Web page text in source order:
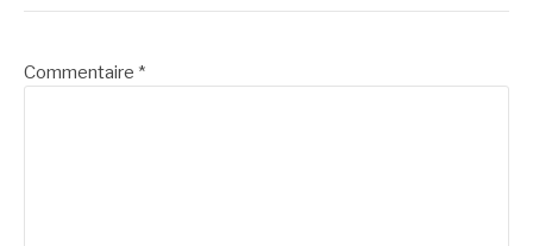
Commentaire *